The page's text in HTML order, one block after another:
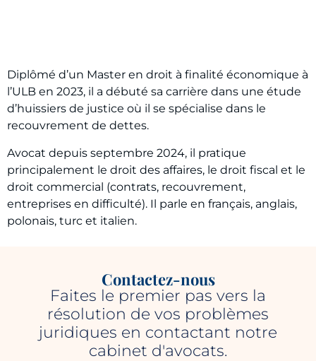
Diplômé d’un Master en droit à finalité économique à
l’ULB en 2023, il a débuté sa carrière dans une étude
d’huissiers de justice où il se spécialise dans le
recouvrement de dettes.
Avocat depuis septembre 2024, il pratique
principalement le droit des affaires, le droit fiscal et le
droit commercial (contrats, recouvrement,
entreprises en difficulté). Il parle en français, anglais,
polonais, turc et italien.
Contactez-nous
Faites le premier pas vers la
résolution de vos problèmes
juridiques en contactant notre
cabinet d'avocats.